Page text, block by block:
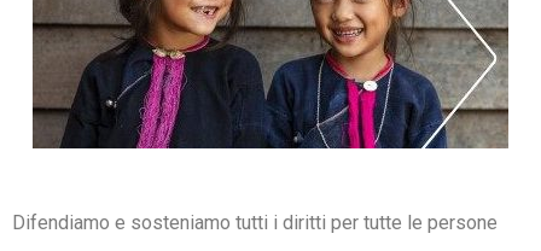
Difendiamo e sosteniamo tutti i diritti per tutte le persone